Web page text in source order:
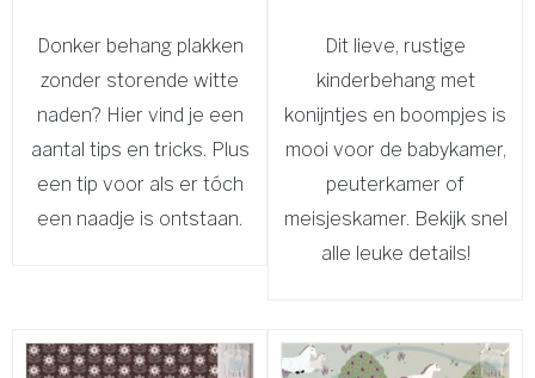
Donker behang plakken
zonder storende witte
naden? Hier vind je een
aantal tips en tricks. Plus
een tip voor als er tóch
een naadje is ontstaan.
Dit lieve, rustige
kinderbehang met
konijntjes en boompjes is
mooi voor de babykamer,
peuterkamer of
meisjeskamer. Bekijk snel
alle leuke details!